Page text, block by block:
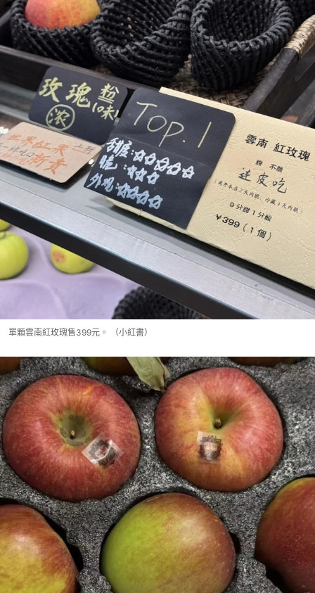
單顆雲南紅玫瑰售399元。 （小紅書）